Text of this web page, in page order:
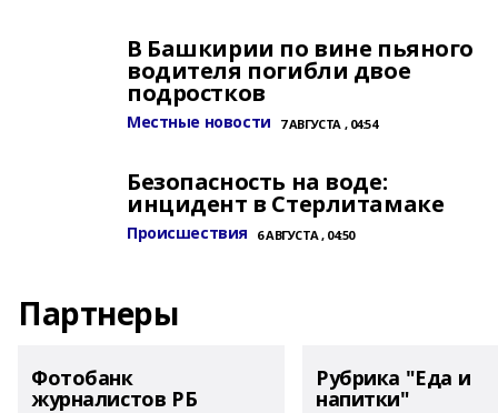
В Башкирии по вине пьяного
водителя погибли двое
подростков
Местные новости 7 АВГУСТА , 04:54
Безопасность на воде:
инцидент в Стерлитамаке
Происшествия 6 АВГУСТА , 04:50
Партнеры
Фотобанк
журналистов РБ
Рубрика "Еда и
напитки"